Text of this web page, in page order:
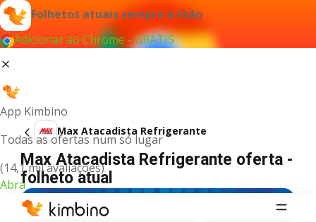
Folhetos atuais sempre à mão
Adicionar ao Chrome - GRÁTIS
App Kimbino
Todas as ofertas num só lugar
(14,1 mil avaliações)
Abra
Max Atacadista Refrigerante
Max Atacadista Refrigerante oferta -
folheto atual